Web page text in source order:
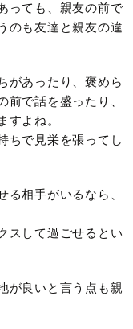
っても、親友の前で
のも友達と親友の違
があったり、褒めら
前で話を盛ったり、
すよね。
ちで見栄を張ってし
相手がいるなら、
スして過ごせるとい
が良いと言う点も親